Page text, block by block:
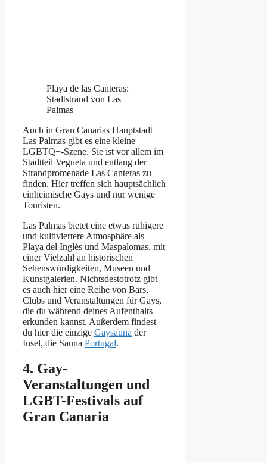
Playa de las Canteras:
Stadtstrand von Las
Palmas
Auch in Gran Canarias Hauptstadt
Las Palmas gibt es eine kleine
LGBTQ+-Szene. Sie ist vor allem im
Stadtteil Vegueta und entlang der
Strandpromenade Las Canteras zu
finden. Hier treffen sich hauptsächlich
einheimische Gays und nur wenige
Touristen.
Las Palmas bietet eine etwas ruhigere
und kultiviertere Atmosphäre als
Playa del Inglés und Maspalomas, mit
einer Vielzahl an historischen
Sehenswürdigkeiten, Museen und
Kunstgalerien. Nichtsdestotrotz gibt
es auch hier eine Reihe von Bars,
Clubs und Veranstaltungen für Gays,
die du während deines Aufenthalts
erkunden kannst. Außerdem findest
du hier die einzige Gaysauna der
Insel, die Sauna Portugal.
4. Gay-
Veranstaltungen und
LGBT-Festivals auf
Gran Canaria